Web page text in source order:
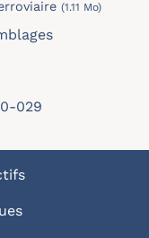
(1.11 Mo)
029